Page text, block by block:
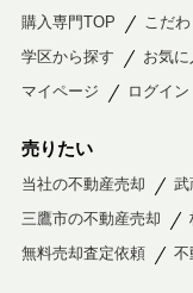
購入専門TOP こだ
学区から探す
お気
マイページ
ログイン
売りたい
当社の不動産売却
武
三鷹市の不動産売却
無料売却査定依頼
不